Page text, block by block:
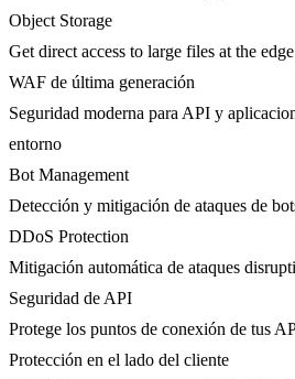
Object Storage
Get direct access to large files at the
WAF de última generación
Seguridad moderna para API y
entorno
Bot Management
Detección y mitigación de ataques de
DDoS Protection
Mitigación automática de ataques
Seguridad de API
Protege los puntos de conexión de tus
Protección en el lado del cliente